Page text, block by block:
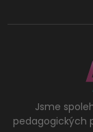
Jsme
pedagogických